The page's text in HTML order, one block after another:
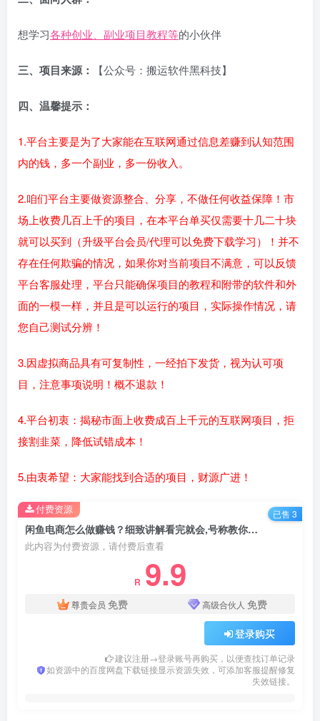
想学习各种创业、副业项目教程等的小伙伴
三、项目来源： 【公众号：搬运软件黑科技】
四、温馨提示：
1.平台主要是为了大家能在互联网通过信息差赚到认知范围
内的钱，多一个副业，多一份收入。
2.咱们平台主要做资源整合、分享，不做任何收益保障！市
场上收费几百上千的项目，在本平台单买仅需要十几二十块
就可以买到（升级平台会员/代理可以免费下载学习）！并不
存在任何欺骗的情况，如果你对当前项目不满意，可以反馈
平台客服处理，平台只能确保项目的教程和附带的软件和外
面的一模一样，并且是可以运行的项目，实际操作情况，请
您自己测试分辨！
3.因虚拟商品具有可复制性，一经拍下发货，视为认可项
目，注意事项说明！概不退款！
4.平台初衷：揭秘市面上收费成百上千元的互联网项目，拒
接割韭菜，降低试错成本！
5.由衷希望：大家能找到合适的项目，财源广进！
闲鱼电商怎么做赚钱？细致讲解看完就会,号称教你打造日入500+的闲鱼店铺
此内容为付费资源，请付费后查看
R 9.9
尊贵会员 免费 高级合伙人 免费
登录购买
建议注册→登录账号再购买，以便查找订单记录
如资源中的百度网盘下载链接显示资源失效，可添加客服提醒修复
失效链接。
付费资源 已售 3